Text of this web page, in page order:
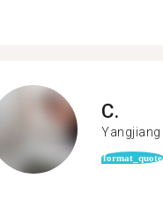
C.
Yangjiang
format_quote